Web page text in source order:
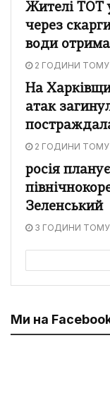
Жителі ТОТ
через
води
2 ГОДИНИ ТОМУ
На
атак
2 ГОДИНИ ТОМУ
росія
Зеленський
3 ГОДИНИ ТОМУ
Ми на